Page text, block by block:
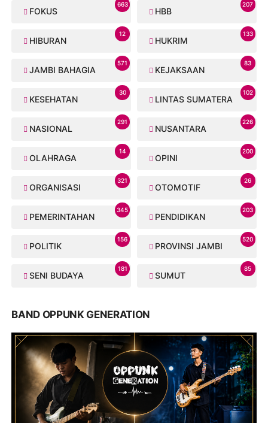
FOKUS
663
HBB
207
HIBURAN
12
HUKRIM
133
JAMBI BAHAGIA
571
KEJAKSAAN
83
KESEHATAN
30
LINTAS SUMATERA
102
NASIONAL
291
NUSANTARA
226
OLAHRAGA
14
OPINI
200
ORGANISASI
321
OTOMOTIF
26
PEMERINTAHAN
345
PENDIDIKAN
203
POLITIK
156
PROVINSI JAMBI
520
SENI BUDAYA
181
SUMUT
85
BAND OPPUNK GENERATION